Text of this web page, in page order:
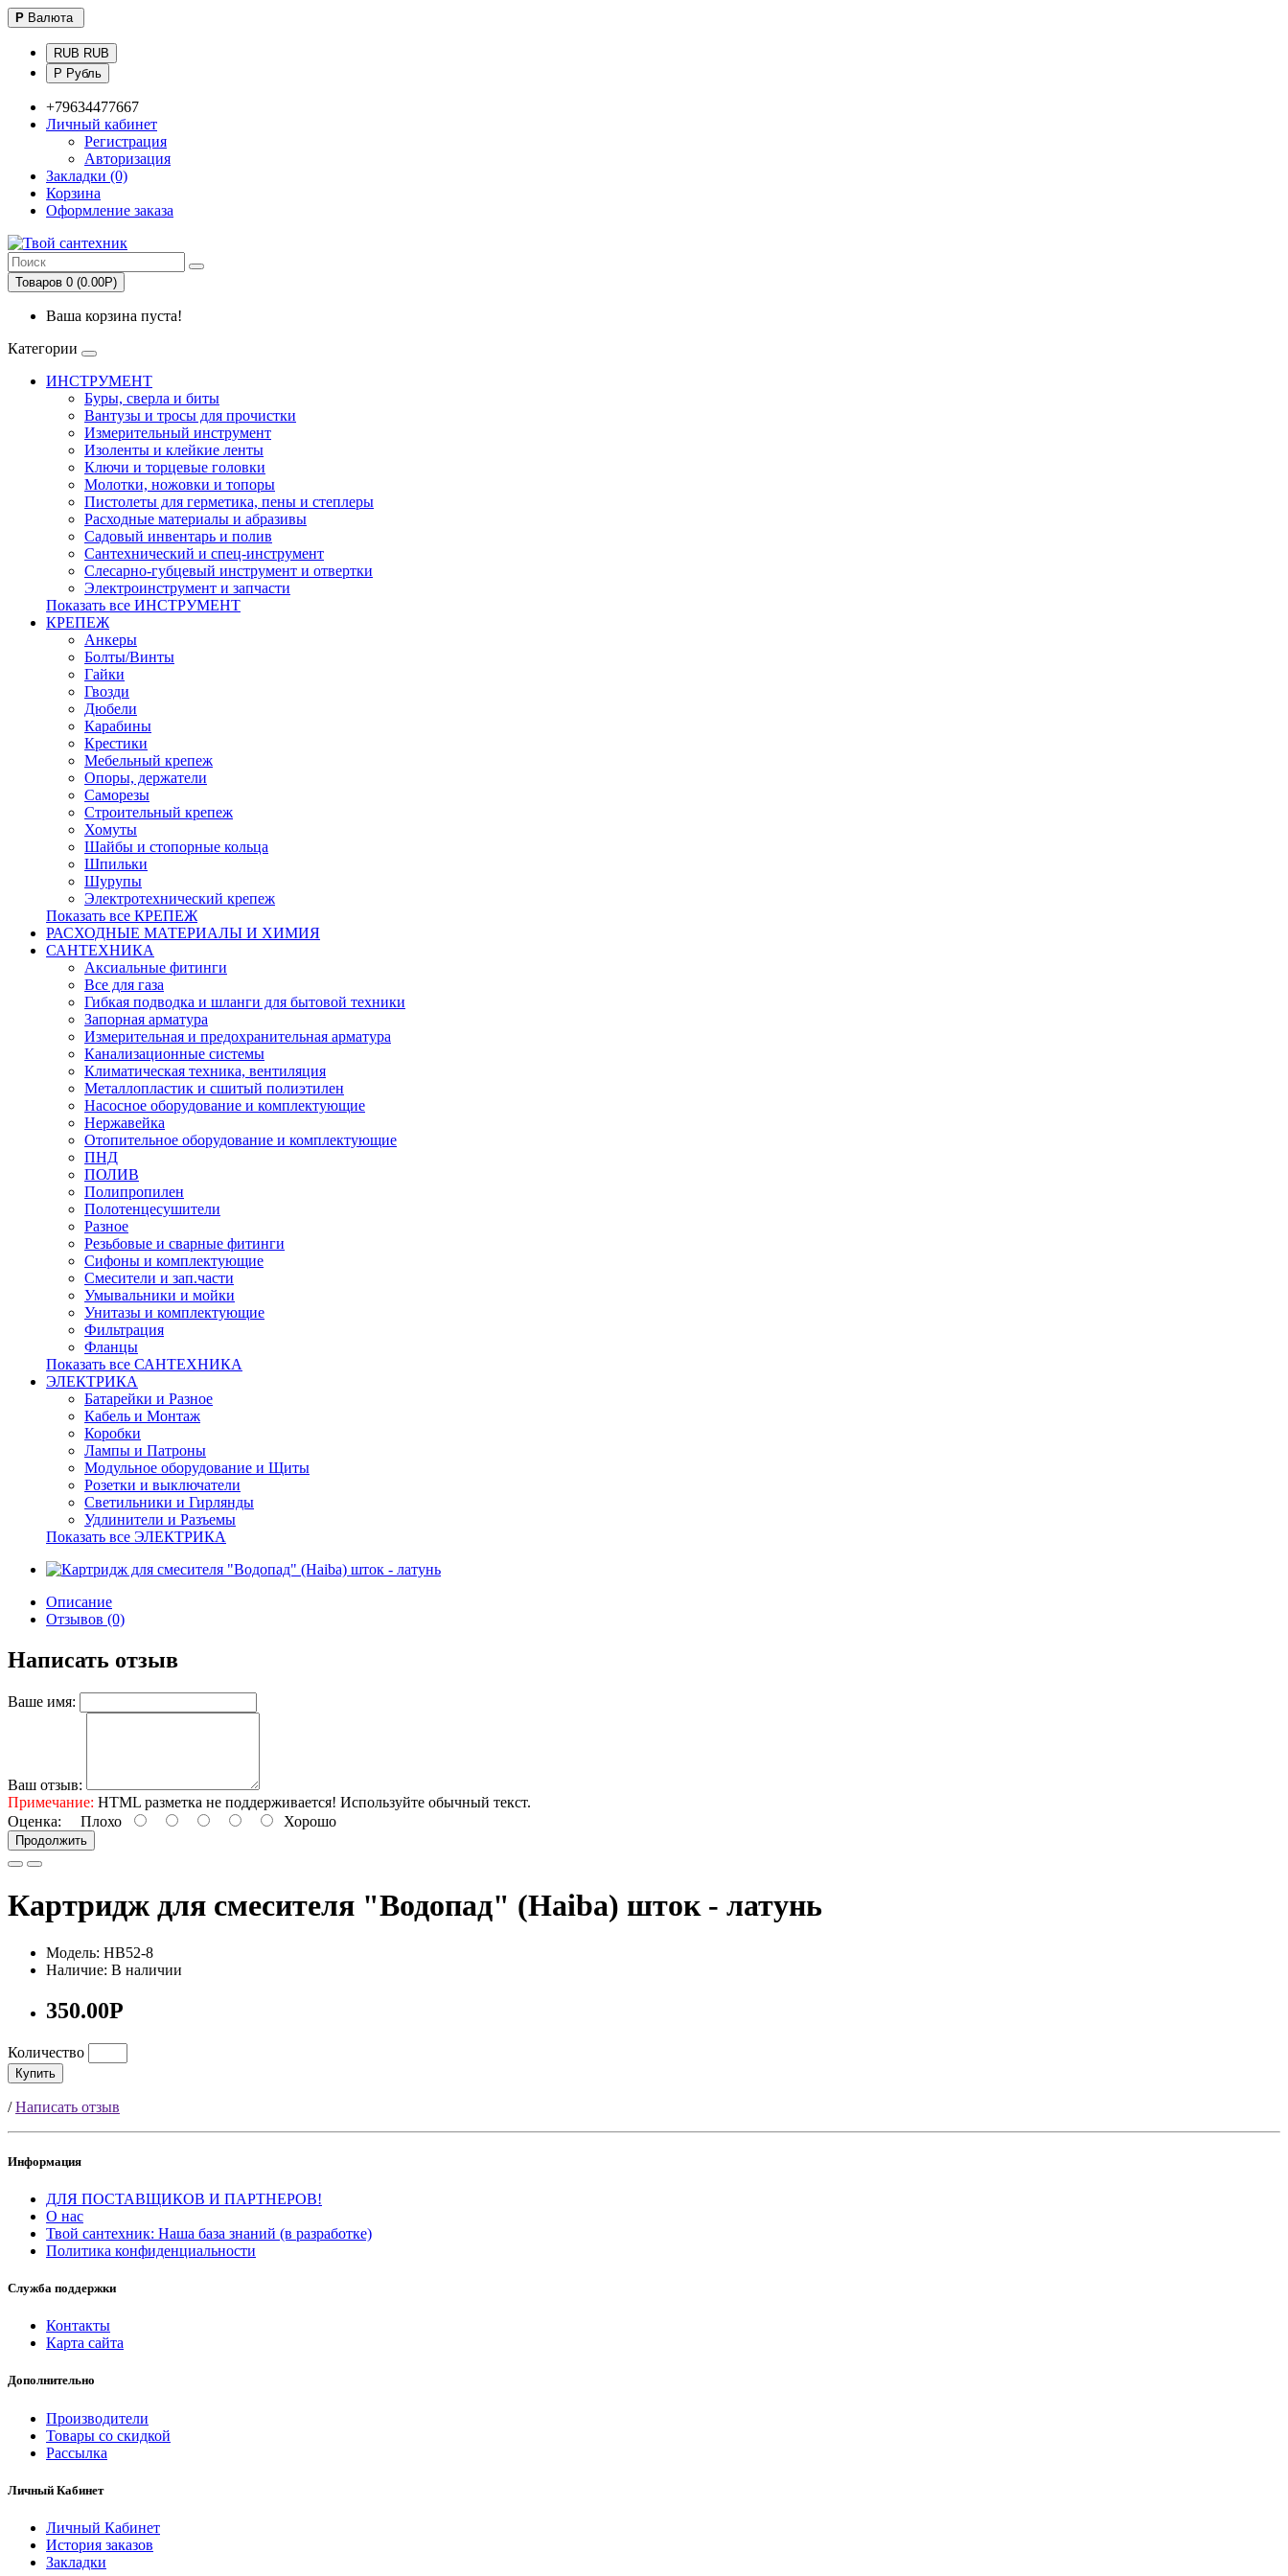
Р Валюта
RUB RUB
Р Рубль
+79634477667
Личный кабинет
Регистрация
Авторизация
Закладки (0)
Корзина
Оформление заказа
Товаров 0 (0.00Р)
Ваша корзина пуста!
Категории
ИНСТРУМЕНТ
Буры, сверла и биты
Вантузы и тросы для прочистки
Измерительный инструмент
Изоленты и клейкие ленты
Ключи и торцевые головки
Молотки, ножовки и топоры
Пистолеты для герметика, пены и степлеры
Расходные материалы и абразивы
Садовый инвентарь и полив
Сантехнический и спец-инструмент
Слесарно-губцевый инструмент и отвертки
Электроинструмент и запчасти
Показать все ИНСТРУМЕНТ
КРЕПЕЖ
Анкеры
Болты/Винты
Гайки
Гвозди
Дюбели
Карабины
Крестики
Мебельный крепеж
Опоры, держатели
Саморезы
Строительный крепеж
Хомуты
Шайбы и стопорные кольца
Шпильки
Шурупы
Электротехнический крепеж
Показать все КРЕПЕЖ
РАСХОДНЫЕ МАТЕРИАЛЫ И ХИМИЯ
САНТЕХНИКА
Аксиальные фитинги
Все для газа
Гибкая подводка и шланги для бытовой техники
Запорная арматура
Измерительная и предохранительная арматура
Канализационные системы
Климатическая техника, вентиляция
Металлопластик и сшитый полиэтилен
Насосное оборудование и комплектующие
Нержавейка
Отопительное оборудование и комплектующие
ПНД
ПОЛИВ
Полипропилен
Полотенцесушители
Разное
Резьбовые и сварные фитинги
Сифоны и комплектующие
Смесители и зап.части
Умывальники и мойки
Унитазы и комплектующие
Фильтрация
Фланцы
Показать все САНТЕХНИКА
ЭЛЕКТРИКА
Батарейки и Разное
Кабель и Монтаж
Коробки
Лампы и Патроны
Модульное оборудование и Щиты
Розетки и выключатели
Светильники и Гирлянды
Удлинители и Разъемы
Показать все ЭЛЕКТРИКА
Описание
Отзывов (0)
Написать отзыв
Ваше имя:
Ваш отзыв:
Примечание: HTML разметка не поддерживается! Используйте обычный текст.
Оценка: Плохо Хорошо
Продолжить
Картридж для смесителя "Водопад" (Haiba) шток - латунь
Модель: HB52-8
Наличие: В наличии
350.00Р
Количество
Купить
/Написать отзыв
Информация
ДЛЯ ПОСТАВЩИКОВ И ПАРТНЕРОВ!
О нас
Твой сантехник: Наша база знаний (в разработке)
Политика конфиденциальности
Служба поддержки
Контакты
Карта сайта
Дополнительно
Производители
Товары со скидкой
Рассылка
Личный Кабинет
Личный Кабинет
История заказов
Закладки